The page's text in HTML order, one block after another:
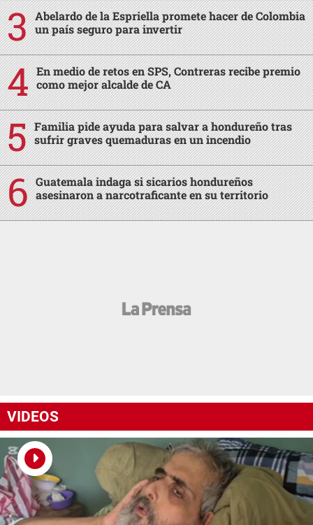
Abelardo de la Espriella promete hacer de Colombia
un país seguro para invertir
En medio de retos en SPS, Contreras recibe premio
como mejor alcalde de CA
Familia pide ayuda para salvar a hondureño tras
sufrir graves quemaduras en un incendio
Guatemala indaga si sicarios hondureños
asesinaron a narcotraficante en su territorio
VIDEOS